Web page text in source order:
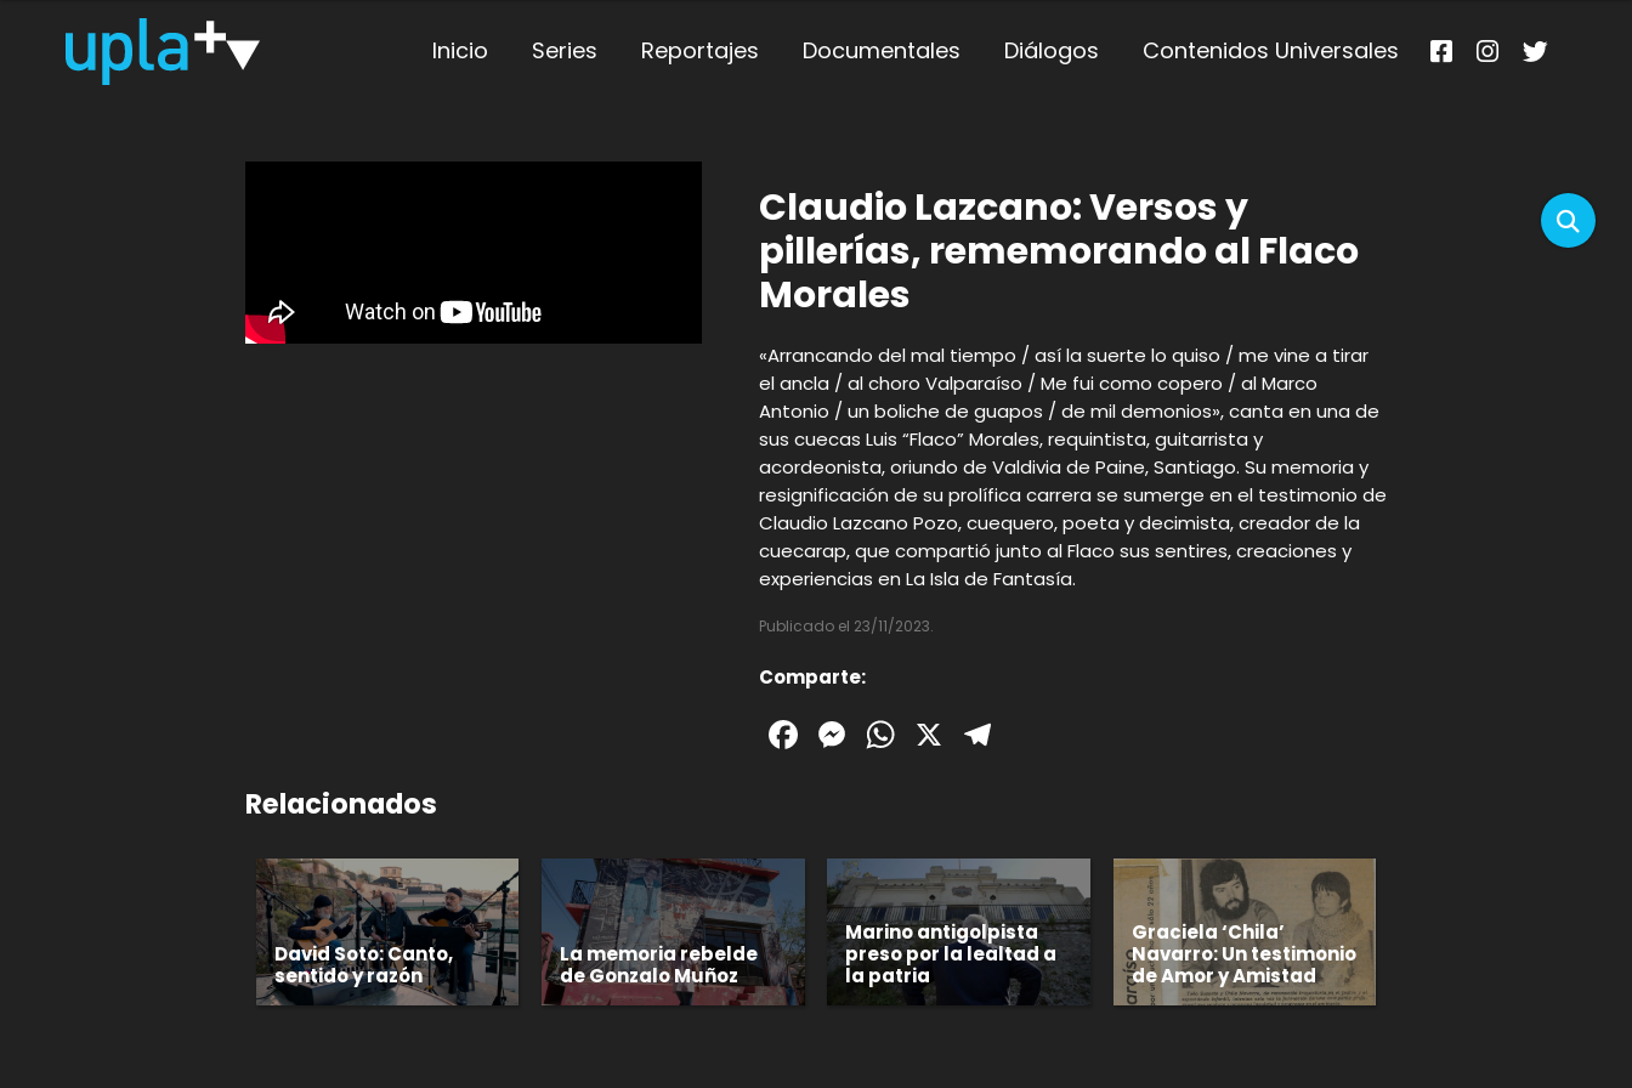
Inicio Series Reportajes Documentales Diálogos Contenidos Universales
Claudio Lazcano: Versos y
pillerías, rememorando al Flaco
Morales
«Arrancando del mal tiempo / así la suerte lo quiso / me vine a tirar
el ancla / al choro Valparaíso / Me fui como copero / al Marco
Antonio / un boliche de guapos / de mil demonios», canta en una de
sus cuecas Luis “Flaco” Morales, requintista, guitarrista y
acordeonista, oriundo de Valdivia de Paine, Santiago. Su memoria y
resignificación de su prolífica carrera se sumerge en el testimonio de
Claudio Lazcano Pozo, cuequero, poeta y decimista, creador de la
cuecarap, que compartió junto al Flaco sus sentires, creaciones y
experiencias en La Isla de Fantasía.
Publicado el 23/11/2023.
Comparte:
Facebook
Messenger
WhatsApp
X
Relacionados
David Soto: Canto,
sentido y razón
La memoria rebelde
de Gonzalo Muñoz
Marino antigolpista
preso por la lealtad a
la patria
Graciela ‘Chila’
Navarro: Un testimonio
de Amor y Amistad